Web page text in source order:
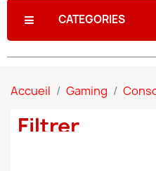
CATEGORIES
Accueil Gaming
Filtrer